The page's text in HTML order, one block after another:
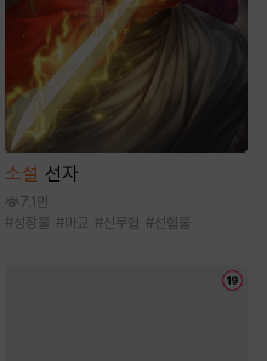
소설 선자
7.1만
#성장물 #마교 #신무협 #선협물